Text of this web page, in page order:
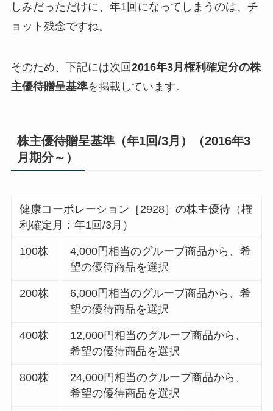
しみだっただけに、年1回になってしまうのは、チ
ョット残念ですね。
そのため、下記には次回2016年3月権利確定分の株
主優待贈呈基準を掲載しています。
株主優待贈呈基準（年1回/3月）（2016年3
月期分～）
健康コーポレーション［2928］の株主優待（権
利確定月：年1回/3月）
100株
4,000円相当のグループ商品から、希
望の優待商品を選択
200株
6,000円相当のグループ商品から、希
望の優待商品を選択
400株
12,000円相当のグループ商品から、
希望の優待商品を選択
800株
24,000円相当のグループ商品から、
希望の優待商品を選択